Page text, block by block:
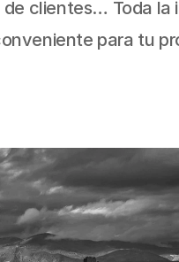
clientes… Toda
para tu